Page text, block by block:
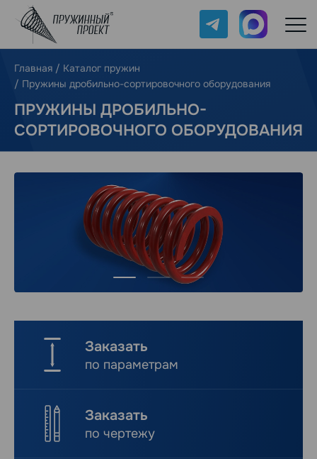
Telegram Max
Главная / Каталог пружин
/ Пружины дробильно-сортировочного оборудования
ПРУЖИНЫ ДРОБИЛЬНО-
СОРТИРОВОЧНОГО ОБОРУДОВАНИЯ
Заказать
по параметрам
Заказать
по чертежу